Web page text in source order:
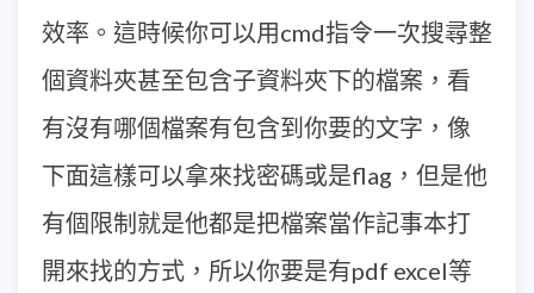
效率。這時候你可以用cmd指令一次搜尋整
個資料夾甚至包含子資料夾下的檔案，看
有沒有哪個檔案有包含到你要的文字，像
下面這樣可以拿來找密碼或是flag，但是他
有個限制就是他都是把檔案當作記事本打
開來找的方式，所以你要是有pdf excel等